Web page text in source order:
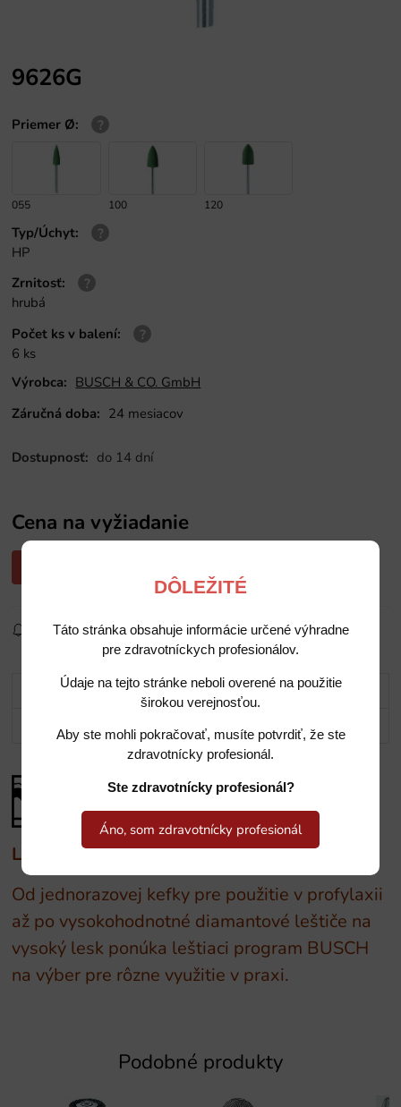
DÔLEŽITÉ
Táto stránka obsahuje informácie určené výhradne
pre zdravotníckych profesionálov.
Údaje na tejto stránke neboli overené na použitie
širokou verejnosťou.
Aby ste mohli pokračovať, musíte potvrdiť, že ste
zdravotnícky profesionál.
Ste zdravotnícky profesionál?
Áno, som zdravotnícky profesionál
9626G
Priemer Ø:
055 100 120
Typ/Úchyt:
HP
Zrnitosť:
hrubá
Počet ks v balení:
6 ks
Výrobca: BUSCH & CO. GmbH
Záručná doba: 24 mesiacov
Dostupnosť: do 14 dní
Cena na vyžiadanie
Sledovať produkt Pridať do obľúbených Zdielať
Popis
Potrebujete poradiť?
Leštiace nástroje BUSCH
Od jednorazovej kefky pre použitie v profylaxii
až po vysokohodnotné diamantové leštiče na
vysoký lesk ponúka leštiaci program BUSCH
na výber pre rôzne využitie v praxi.
Podobné produkty